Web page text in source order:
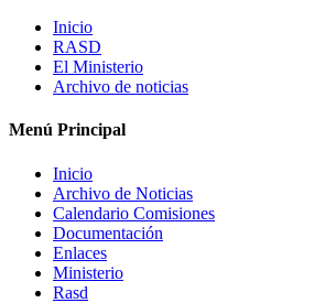
Inicio
RASD
El Ministerio
Archivo de noticias
Menú Principal
Inicio
Archivo de Noticias
Calendario Comisiones
Documentación
Enlaces
Ministerio
Rasd